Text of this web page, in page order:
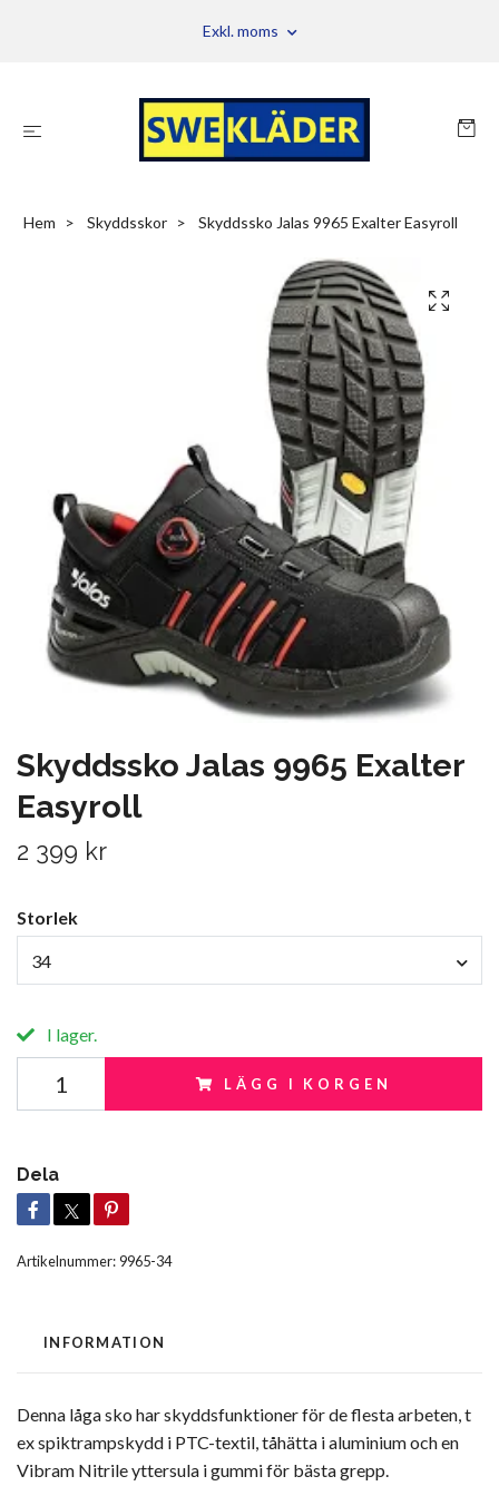
Exkl. moms
Hem Skyddsskor Skyddssko Jalas 9965 Exalter Easyroll
Skyddssko Jalas 9965 Exalter
Easyroll
2 399 kr
Storlek
34
I lager.
LÄGG I KORGEN
Dela
Artikelnummer:9965-34
INFORMATION
Denna låga sko har skyddsfunktioner för de flesta arbeten, t
ex spiktrampskydd i PTC-textil, tåhätta i aluminium och en
Vibram Nitrile yttersula i gummi för bästa grepp.